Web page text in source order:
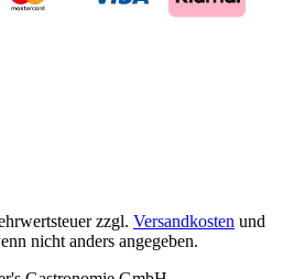
zzgl. Versandkosten und
nicht anders angegeben.